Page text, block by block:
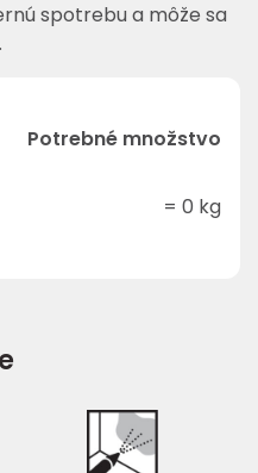
spotrebu a môže sa
Potrebné množstvo
= 0 kg